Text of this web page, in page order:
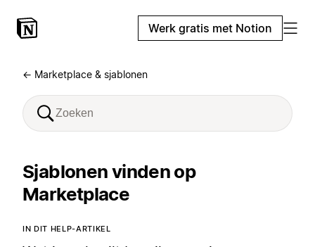
Werk gratis met Notion
← Marketplace & sjablonen
Sjablonen vinden op
Marketplace
IN DIT HELP-ARTIKEL